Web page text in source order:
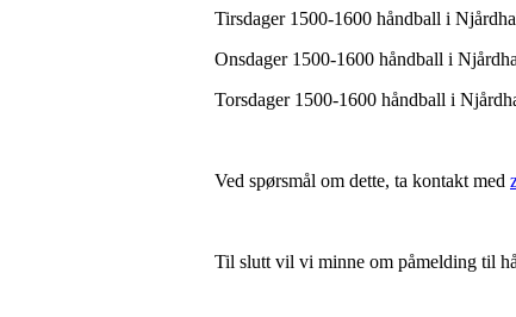
Tirsdager 1500-1600 håndball i
Onsdager 1500-1600 håndball i
Torsdager 1500-1600 håndball i
Ved spørsmål om dette, ta kontakt med
Til slutt vil vi minne om påmelding til